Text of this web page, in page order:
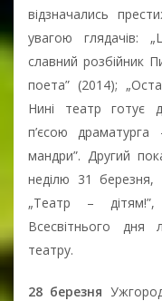
відзначались
увагою глядачів:
славний розбійник
поета” (2014);
Нині театр готує
п’єсою
мандри”. Другий
неділю 31
„Театр –
Всесвітнього дня
театру.
28 березня